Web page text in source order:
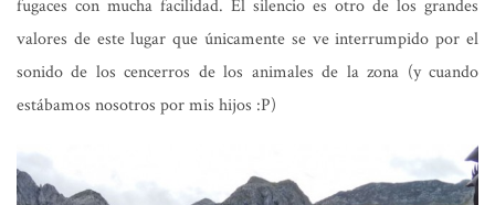
fugaces con mucha facilidad. El silencio es otro de los grandes
valores de este lugar que únicamente se ve interrumpido por el
sonido de los cencerros de los animales de la zona (y cuando
estábamos nosotros por mis hijos :P)